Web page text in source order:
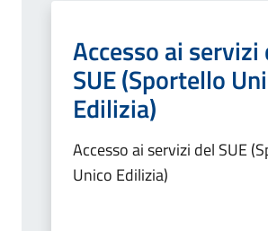
Accesso ai servizi
SUE (Sportello
Edilizia)
Accesso ai servizi del SUE
Unico Edilizia)